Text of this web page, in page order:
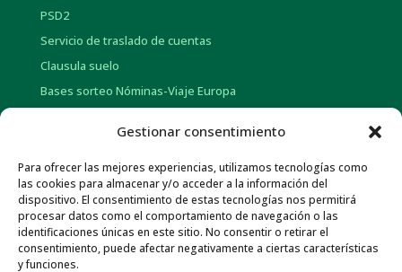
Gestionar consentimiento
Para ofrecer las mejores experiencias, utilizamos tecnologías como
las cookies para almacenar y/o acceder a la información del
dispositivo. El consentimiento de estas tecnologías nos permitirá
procesar datos como el comportamiento de navegación o las
identificaciones únicas en este sitio. No consentir o retirar el
consentimiento, puede afectar negativamente a ciertas características
y funciones.
PSD2
Servicio de traslado de cuentas
Clausula suelo
Bases sorteo Nóminas-Viaje Europa
INFORMACIÓN CORPORATIVA
Historia
Información social
Memorias Anuales